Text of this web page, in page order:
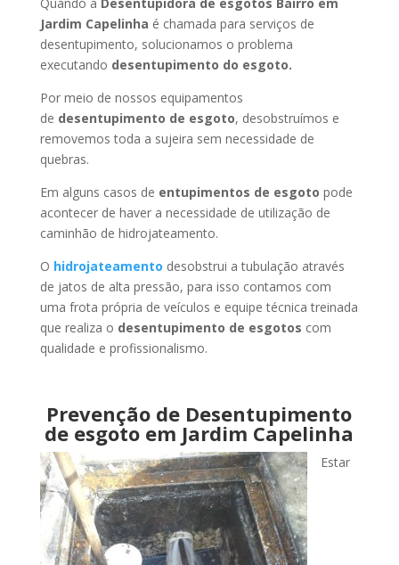
Jardim Capelinha é chamada para serviços de
desentupimento, solucionamos o problema
executando desentupimento do esgoto.
Por meio de nossos equipamentos
de desentupimento de esgoto, desobstruímos e
removemos toda a sujeira sem necessidade de
quebras.
Em alguns casos de entupimentos de esgoto pode
acontecer de haver a necessidade de utilização de
caminhão de hidrojateamento.
O hidrojateamento desobstrui a tubulação através
de jatos de alta pressão, para isso contamos com
uma frota própria de veículos e equipe técnica treinada
que realiza o desentupimento de esgotos com
qualidade e profissionalismo.
Prevenção de Desentupimento
de esgoto em Jardim Capelinha
Estar